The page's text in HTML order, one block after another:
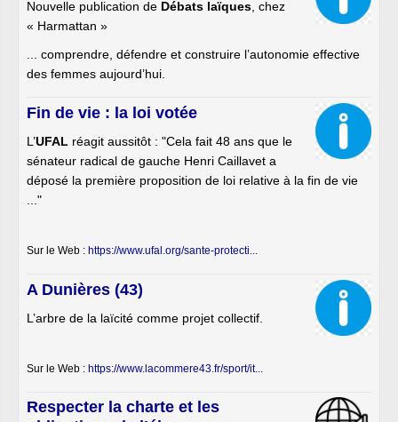
Nouvelle publication de Débats laïques , chez
« Harmattan »
... comprendre, défendre et construire l’autonomie effective
des femmes aujourd’hui.
Fin de vie : la loi votée
L’UFAL réagit aussitôt : "Cela fait 48 ans que le
sénateur radical de gauche Henri Caillavet a
déposé la première proposition de loi relative à la fin de vie
..."
Sur le Web : https://www.ufal.org/sante-protecti...
A Dunières (43)
L’arbre de la laïcité comme projet collectif.
Sur le Web : https://www.lacommere43.fr/sport/it...
Respecter la charte et les